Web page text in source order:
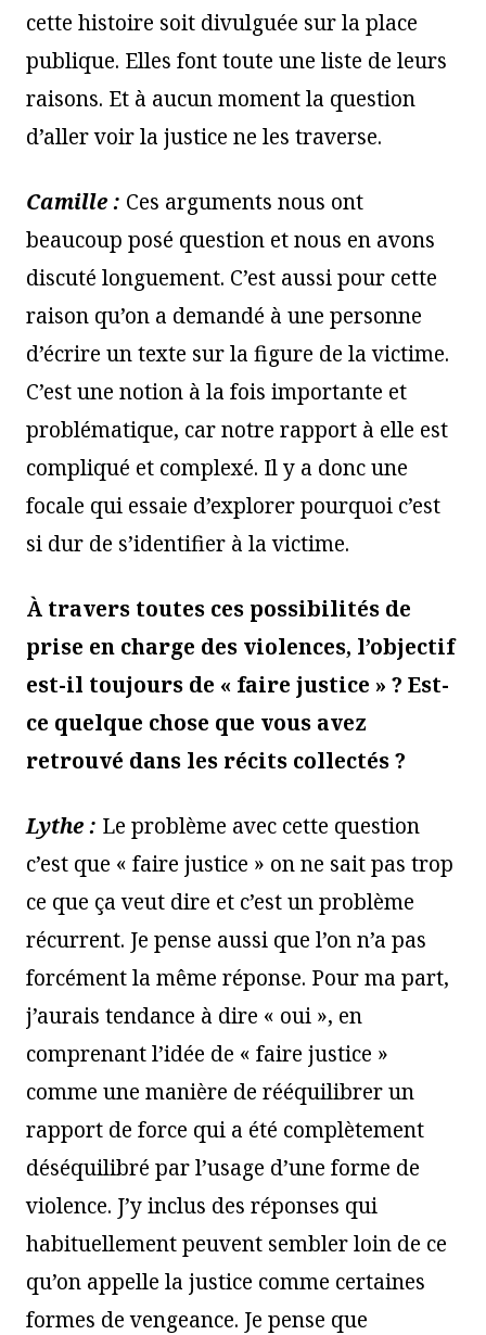
cette histoire soit divulguée sur la place
publique. Elles font toute une liste de leurs
raisons. Et à aucun moment la question
d’aller voir la justice ne les traverse.
Camille : Ces arguments nous ont
beaucoup posé question et nous en avons
discuté longuement. C’est aussi pour cette
raison qu’on a demandé à une personne
d’écrire un texte sur la figure de la victime.
C’est une notion à la fois importante et
problématique, car notre rapport à elle est
compliqué et complexé. Il y a donc une
focale qui essaie d’explorer pourquoi c’est
si dur de s’identifier à la victime.
À travers toutes ces possibilités de
prise en charge des violences, l’objectif
est-il toujours de « faire justice » ? Est-
ce quelque chose que vous avez
retrouvé dans les récits collectés ?
Lythe : Le problème avec cette question
c’est que « faire justice » on ne sait pas trop
ce que ça veut dire et c’est un problème
récurrent. Je pense aussi que l’on n’a pas
forcément la même réponse. Pour ma part,
j’aurais tendance à dire « oui », en
comprenant l’idée de « faire justice »
comme une manière de rééquilibrer un
rapport de force qui a été complètement
déséquilibré par l’usage d’une forme de
violence. J’y inclus des réponses qui
habituellement peuvent sembler loin de ce
qu’on appelle la justice comme certaines
formes de vengeance. Je pense que